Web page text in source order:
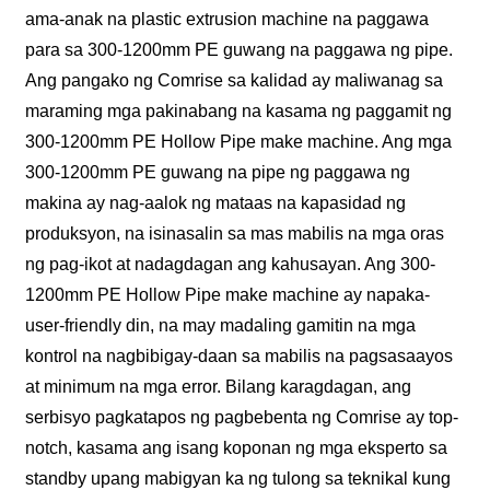
ama-anak na plastic extrusion machine na paggawa
para sa 300-1200mm PE guwang na paggawa ng pipe.
Ang pangako ng Comrise sa kalidad ay maliwanag sa
maraming mga pakinabang na kasama ng paggamit ng
300-1200mm PE Hollow Pipe make machine. Ang mga
300-1200mm PE guwang na pipe ng paggawa ng
makina ay nag-aalok ng mataas na kapasidad ng
produksyon, na isinasalin sa mas mabilis na mga oras
ng pag-ikot at nadagdagan ang kahusayan. Ang 300-
1200mm PE Hollow Pipe make machine ay napaka-
user-friendly din, na may madaling gamitin na mga
kontrol na nagbibigay-daan sa mabilis na pagsasaayos
at minimum na mga error. Bilang karagdagan, ang
serbisyo pagkatapos ng pagbebenta ng Comrise ay top-
notch, kasama ang isang koponan ng mga eksperto sa
standby upang mabigyan ka ng tulong sa teknikal kung